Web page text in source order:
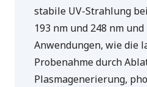
stabile UV-Strahlung
193 nm und 248 nm
Anwendungen, wie die
Probenahme durch
Plasmagenerierung,